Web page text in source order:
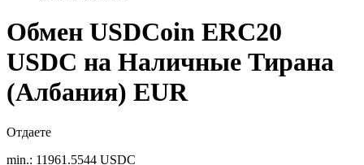
Обмен USDCoin ERC20
USDC на Наличные Тирана
(Албания) EUR
Отдаете
min.: 11961.5544 USDC